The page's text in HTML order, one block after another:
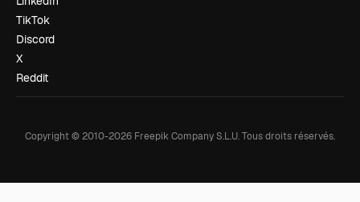
TikTok
Discord
X
Reddit
Copyright © 2010-2026 Freepik Company S.L.U.Tous droits réservés.